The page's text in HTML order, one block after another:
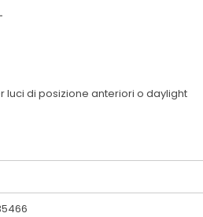
luci di posizione anteriori o daylight